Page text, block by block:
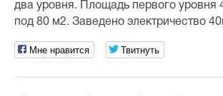
два уровня. Площадь первого уровня
под 80 м2. Заведено электричество
Мне нравится Твитнуть